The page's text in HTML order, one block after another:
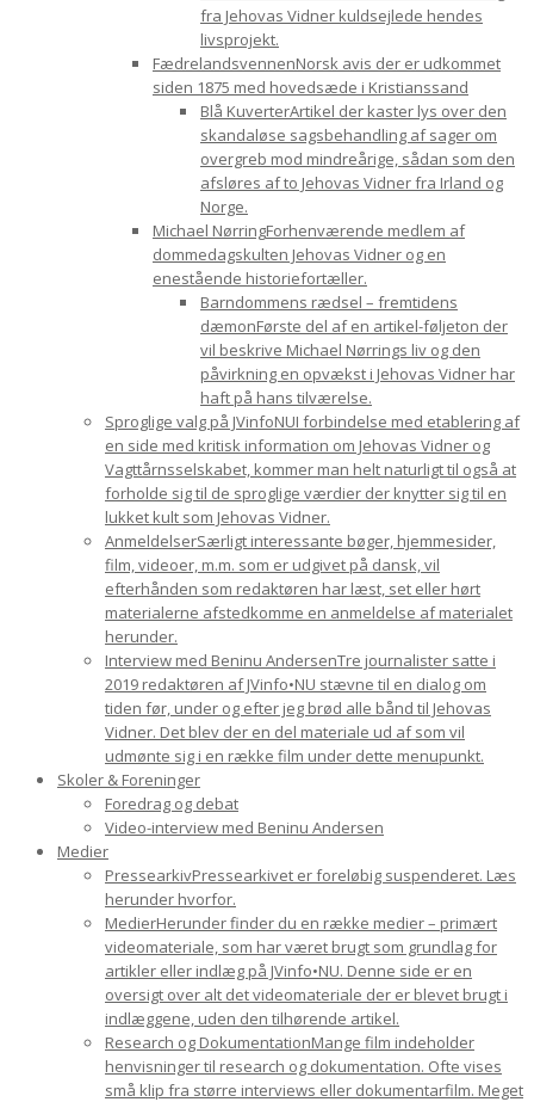
fra Jehovas Vidner kuldsejlede hendes
livsprojekt.
FædrelandsvennenNorsk avis der er udkommet
siden 1875 med hovedsæde i Kristianssand
Blå KuverterArtikel der kaster lys over den
skandaløse sagsbehandling af sager om
overgreb mod mindreårige, sådan som den
afsløres af to Jehovas Vidner fra Irland og
Norge.
Michael NørringForhenværende medlem af
dommedagskulten Jehovas Vidner og en
enestående historiefortæller.
Barndommens rædsel – fremtidens
dæmonFørste del af en artikel-føljeton der
vil beskrive Michael Nørrings liv og den
påvirkning en opvækst i Jehovas Vidner har
haft på hans tilværelse.
Sproglige valg på JVinfoNUI forbindelse med etablering af
en side med kritisk information om Jehovas Vidner og
Vagttårnsselskabet, kommer man helt naturligt til også at
forholde sig til de sproglige værdier der knytter sig til en
lukket kult som Jehovas Vidner.
AnmeldelserSærligt interessante bøger, hjemmesider,
film, videoer, m.m. som er udgivet på dansk, vil
efterhånden som redaktøren har læst, set eller hørt
materialerne afstedkomme en anmeldelse af materialet
herunder.
Interview med Beninu AndersenTre journalister satte i
2019 redaktøren af JVinfo•NU stævne til en dialog om
tiden før, under og efter jeg brød alle bånd til Jehovas
Vidner. Det blev der en del materiale ud af som vil
udmønte sig i en række film under dette menupunkt.
Skoler & Foreninger
Foredrag og debat
Video-interview med Beninu Andersen
Medier
PressearkivPressearkivet er foreløbig suspenderet. Læs
herunder hvorfor.
MedierHerunder finder du en række medier – primært
videomateriale, som har været brugt som grundlag for
artikler eller indlæg på JVinfo•NU. Denne side er en
oversigt over alt det videomateriale der er blevet brugt i
indlæggene, uden den tilhørende artikel.
Research og DokumentationMange film indeholder
henvisninger til research og dokumentation. Ofte vises
små klip fra større interviews eller dokumentarfilm. Meget